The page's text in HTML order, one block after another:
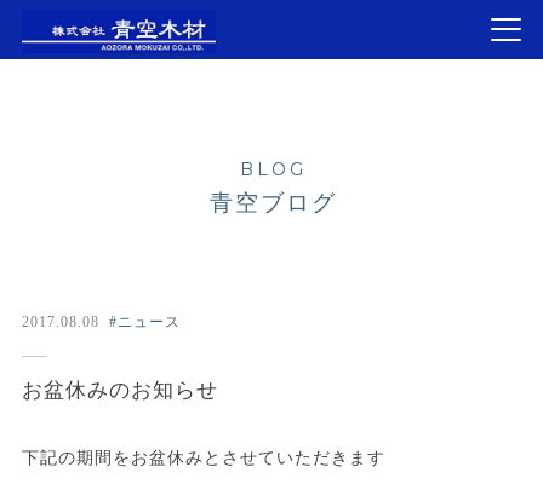
BLOG
青空ブログ
2017.08.08 #ニュース
お盆休みのお知らせ
下記の期間をお盆休みとさせていただきます